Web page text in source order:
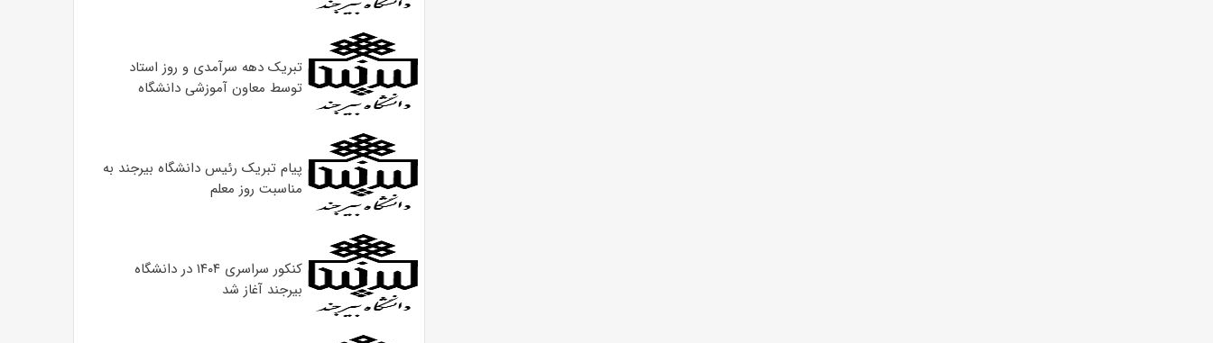
تبریک دهه سرآمدی و روز استاد
توسط معاون آموزشی دانشگاه
پیام تبریک رئیس دانشگاه بیرجند به
مناسبت روز معلم
کنکور سراسری ۱۴۰۴ در دانشگاه
بیرجند آغاز شد